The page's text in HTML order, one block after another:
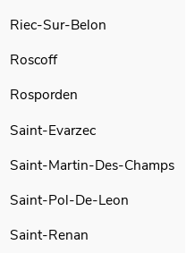
Riec-Sur-Belon
Roscoff
Rosporden
Saint-Evarzec
Saint-Martin-Des-Champs
Saint-Pol-De-Leon
Saint-Renan